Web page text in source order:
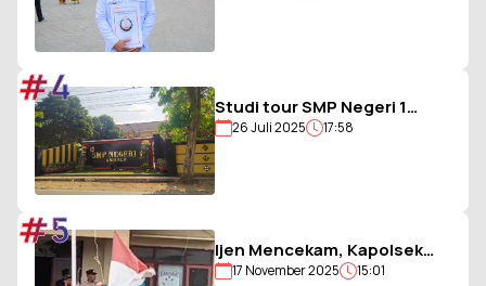
Studi tour SMP Negeri 1
Ambulu Gagal, Uang Iuran
26 Juli 2025 17:58
#4
Ijen Mencekam, Kapolsek
Sempol Disandera, Bendera
17 November 2025 15:01
#5